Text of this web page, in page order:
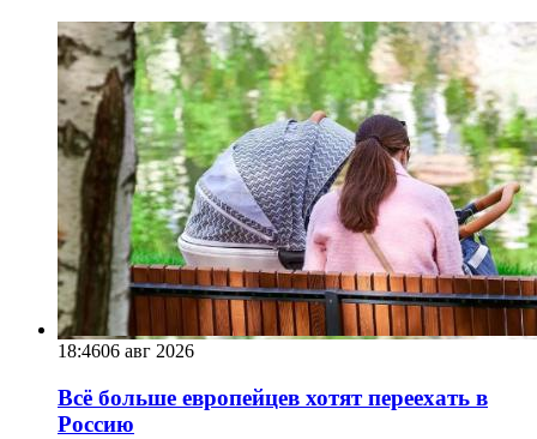
18:4606 авг 2026
Всё больше европейцев хотят переехать в
Россию